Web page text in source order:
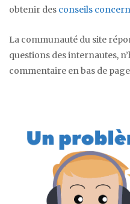
obtenir des conseils
La communauté du site
questions des internautes,
commentaire en bas de